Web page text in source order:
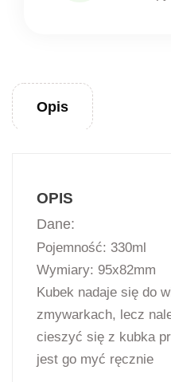
Opis
OPIS
Dane:
Pojemność: 330ml
Wymiary: 95x82mm
Kubek nadaje się do
zmywarkach, lecz
cieszyć się z kubka
jest go myć ręcznie